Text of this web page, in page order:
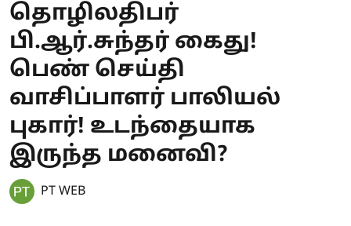
தொழிலதிபர்
பி.ஆர்.சுந்தர் கைது!
பெண் செய்தி
வாசிப்பாளர் பாலியல்
புகார்! உடந்தையாக
இருந்த மனைவி?
PT WEB